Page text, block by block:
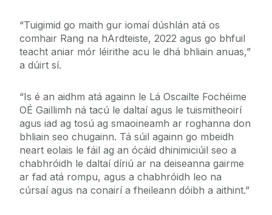
“Tuigimid go maith gur iomaí dúshlán atá os
comhair Rang na hArdteiste, 2022 agus go bhfuil
teacht aniar mór léirithe acu le dhá bhliain anuas,”
a dúirt sí.
“Is é an aidhm atá againn le Lá Oscailte Fochéime
OÉ Gaillimh ná tacú le daltaí agus le tuismitheoirí
agus iad ag tosú ag smaoineamh ar roghanna don
bhliain seo chugainn. Tá súil againn go mbeidh
neart eolais le fáil ag an ócáid dhinimiciúil seo a
chabhróidh le daltaí díriú ar na deiseanna gairme
ar fad atá rompu, agus a chabhróidh leo na
cúrsaí agus na conairí a fheileann dóibh a aithint.”